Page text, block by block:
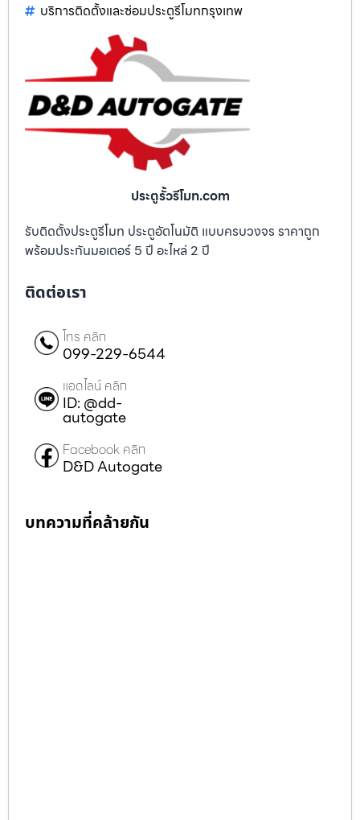
บริการติดตั้งและซ่อมประตูรีโมทกรุงเทพ
ประตูรั้วรีโมท.com
รับติดตั้งประตูรีโมท ประตูอัตโนมัติ แบบครบวงจร ราคาถูก
พร้อมประกันมอเตอร์ 5 ปี อะไหล่ 2 ปี
ติดต่อเรา
โทร คลิก
099-229-6544
แอดไลน์ คลิก
ID: @dd-
autogate
Facebook คลิก
D&D Autogate
บทความที่คล้ายกัน